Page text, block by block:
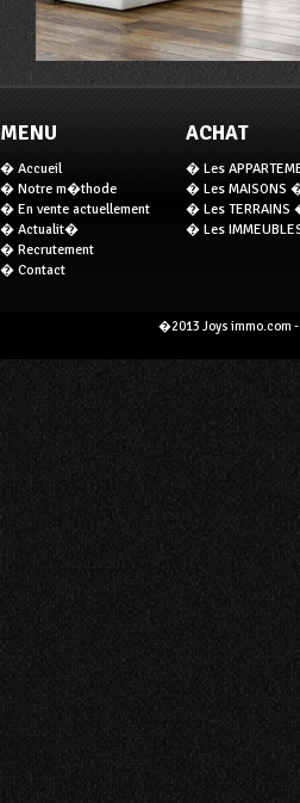
MENU
� Accueil
� Notre m�thode
� En vente actuellement
� Actualit�
� Recrutement
� Contact
ACHAT
� Les
� Les MAISONS
� Les TERRAINS
� Les
�2013 Joys immo.com